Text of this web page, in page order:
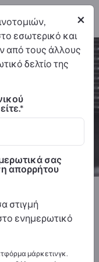
9
Διανομείς
στο
×
εσωτερικό και
από τους άλλους
δελτίο της
σας
απορρήτου
στιγμή
ενημερωτικό
μάρκετινγκ.